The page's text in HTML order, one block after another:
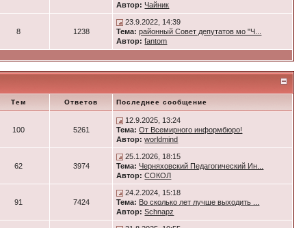
Автор: Чайник
8 1238
23.9.2022, 14:39
Тема: районный Совет депутатов мо "Ч...
Автор: fantom
Тем Ответов Последнее сообщение
100 5261
12.9.2025, 13:24
Тема: От Всемирного информбюро!
Автор: worldmind
62 3974
25.1.2026, 18:15
Тема: Черняховский Педагогический Ин...
Автор: СОКОЛ
91 7424
24.2.2024, 15:18
Тема: Во сколько лет лучше выходить ...
Автор: Schnapz